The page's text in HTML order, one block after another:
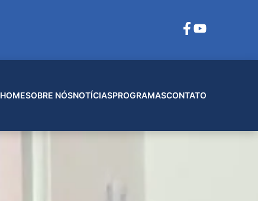
HOMESOBRE NÓSNOTÍCIASPROGRAMASCONTATO